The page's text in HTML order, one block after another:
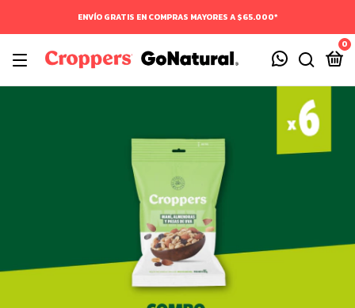
ENVÍO GRATIS EN COMPRAS MAYORES A $65.000*
0